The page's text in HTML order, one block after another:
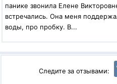
панике звонила Елене
встречались. Она меня
воды, про пробку. В...
Следите за отзывами: